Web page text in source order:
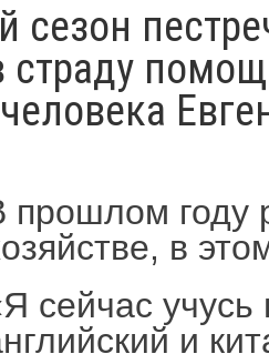
сезон
страду
прошлом году
в
сейчас учусь
и